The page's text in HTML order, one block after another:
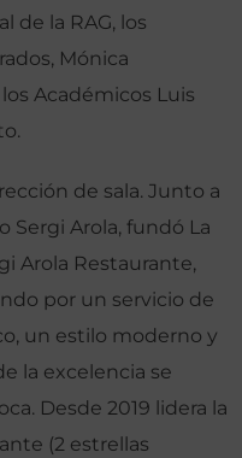
de la RAG, los
Mónica
Académicos Luis
de sala. Junto a
Sergi Arola, fundó La
Arola Restaurante,
por un servicio de
un estilo moderno y
la excelencia se
Desde 2019 lidera la
(2 estrellas